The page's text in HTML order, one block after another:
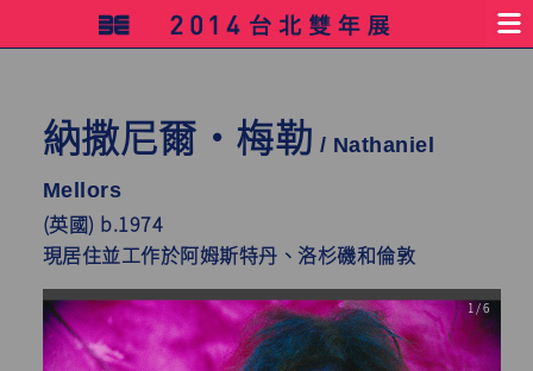
納撒尼爾・梅勒 / Nathaniel
Mellors
(英國) b.1974
現居住並工作於阿姆斯特丹、洛杉磯和倫敦
1 / 6